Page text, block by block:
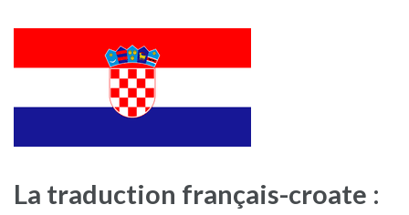
La traduction français-croate :